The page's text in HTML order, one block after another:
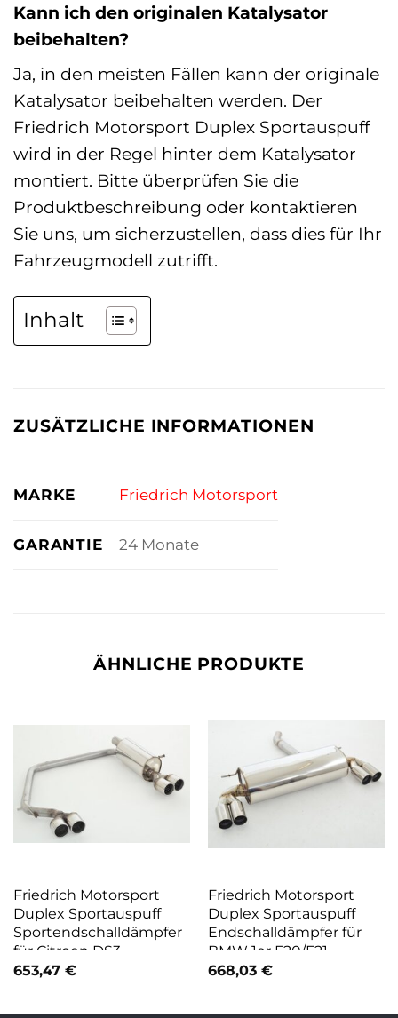
Kann ich den originalen Katalysator
beibehalten?
Ja, in den meisten Fällen kann der originale
Katalysator beibehalten werden. Der
Friedrich Motorsport Duplex Sportauspuff
wird in der Regel hinter dem Katalysator
montiert. Bitte überprüfen Sie die
Produktbeschreibung oder kontaktieren
Sie uns, um sicherzustellen, dass dies für Ihr
Fahrzeugmodell zutrifft.
Inhalt
ZUSÄTZLICHE INFORMATIONEN
MARKE Friedrich Motorsport
GARANTIE 24 Monate
ÄHNLICHE PRODUKTE
Friedrich Motorsport
Duplex Sportauspuff
Sportendschalldämpfer
für Citroen DS3
653,47 €
Friedrich Motorsport
Duplex Sportauspuff
Endschalldämpfer für
BMW 1er F20/F21
668,03 €